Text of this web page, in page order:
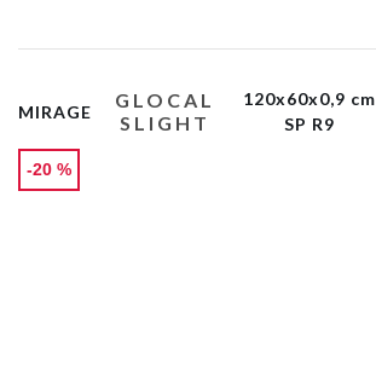
MIRAGE
GLOCAL
SLIGHT
120x60x0,9 cm
SP R9
-20 %